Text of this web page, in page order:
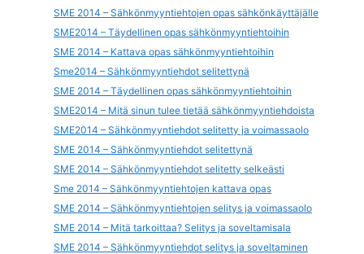
SME 2014 – Sähkönmyyntiehtojen opas sähkönkäyttäjälle
SME2014 – Täydellinen opas sähkönmyyntiehtoihin
SME 2014 – Kattava opas sähkönmyyntiehtoihin
Sme2014 – Sähkönmyyntiehdot selitettynä
SME 2014 – Täydellinen opas sähkönmyyntiehtoihin
SME2014 – Mitä sinun tulee tietää sähkönmyyntiehdoista
SME2014 – Sähkönmyyntiehdot selitetty ja voimassaolo
SME 2014 – Sähkönmyyntiehdot selitettynä
SME 2014 – Sähkönmyyntiehdot selitetty selkeästi
Sme 2014 – Sähkönmyyntiehtojen kattava opas
SME 2014 – Sähkönmyyntiehtojen selitys ja voimassaolo
SME 2014 – Mitä tarkoittaa? Selitys ja soveltamisala
SME 2014 – Sähkönmyyntiehdot selitys ja soveltaminen